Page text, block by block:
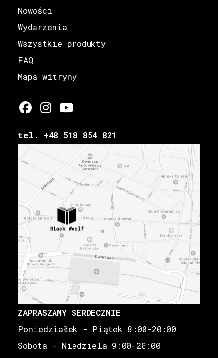
Nowości
Wydarzenia
Wszystkie produkty
FAQ
Mapa witryny
tel. +48 518 854 821
ZAPRASZAMY SERDECZNIE
Poniedziałek - Piątek 8:00-20:00
Sobota - Niedziela 9:00-20:00